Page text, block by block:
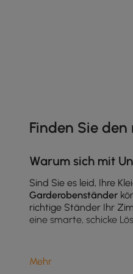
Finden Sie
Warum sich mit
Sind Sie es leid, Ihre
Garderobenständer
richtige Ständer Ihr
eine smarte, schicke
1. Produkttypen,
Mehr